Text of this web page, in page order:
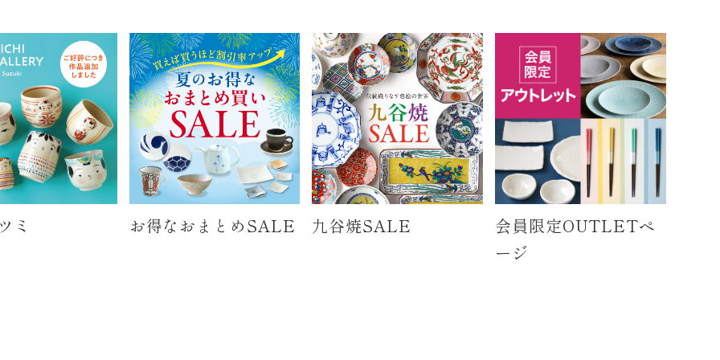
ミ お得なおまとめSALE 九谷焼SALE
会員限定OUTLETペ
ージ